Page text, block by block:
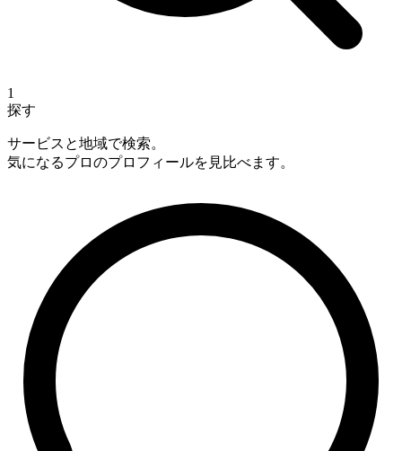
1
探す
サービスと地域で検索。
気になるプロのプロフィールを見比べます。